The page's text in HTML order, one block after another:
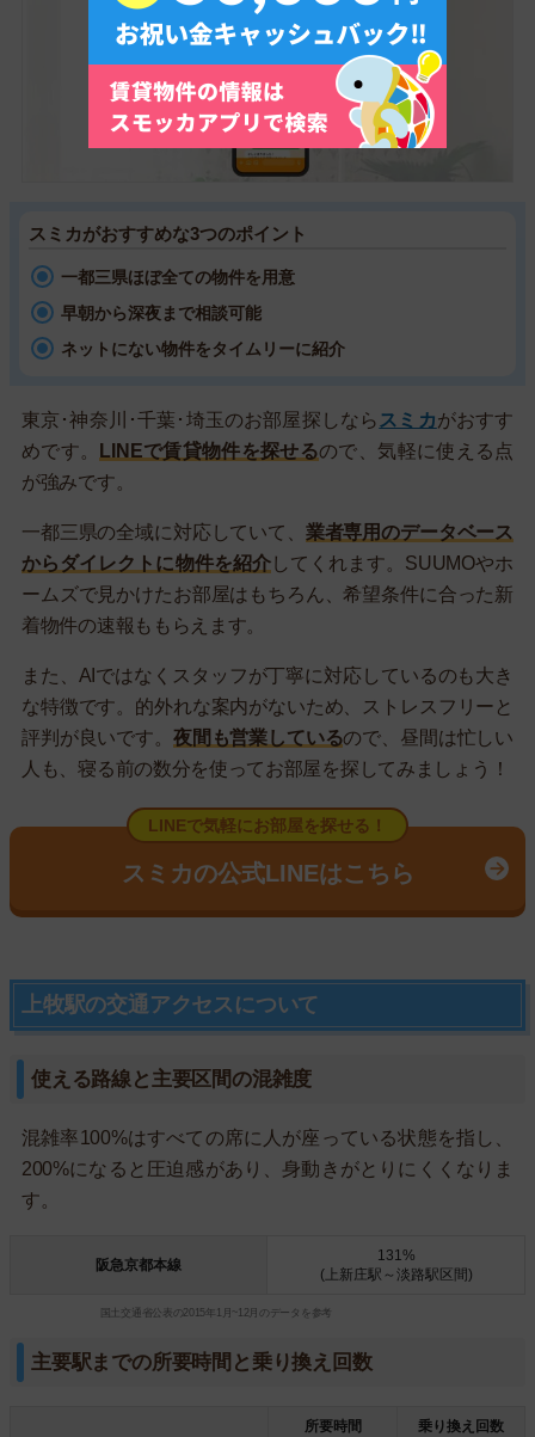
スミカがおすすめな3つのポイント
一都三県ほぼ全ての物件を用意
早朝から深夜まで相談可能
ネットにない物件をタイムリーに紹介
東京･神奈川･千葉･埼玉のお部屋探しなら スミカがおすす
めです。
LINEで賃貸物件を探せるので、気軽に使える点
が強みです。
一都三県の全域に対応していて、 業者専用のデータベース
からダイレクトに物件を紹介してくれます。SUUMOやホ
ームズで見かけたお部屋はもちろん、希望条件に合った新
着物件の速報ももらえます。
また、AIではなくスタッフが丁寧に対応しているのも大き
な特徴です。的外れな案内がないため、ストレスフリーと
評判が良いです。 夜間も営業しているので、昼間は忙しい
人も、寝る前の数分を使ってお部屋を探してみましょう！
LINEで気軽にお部屋を探せる！
スミカの公式LINEはこちら
上牧駅の交通アクセスについて
使える路線と主要区間の混雑度
混雑率100%はすべての席に人が座っている状態を指し、
200%になると圧迫感があり、身動きがとりにくくなりま
す。
阪急京都本線
131%
(上新庄駅～淡路駅区間)
国土交通省公表の2015年1月~12月のデータを参考
主要駅までの所要時間と乗り換え回数
所要時間 乗り換え回数